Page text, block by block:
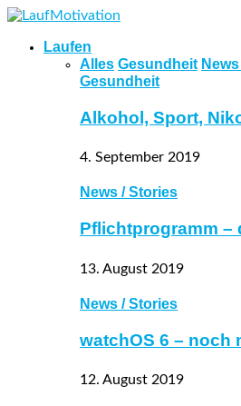
Laufen
Alles Gesundheit
Gesundheit
Alkohol, Sport,
4. September 2019
News / Stories
Pflichtprogramm –
13. August 2019
News / Stories
watchOS 6 –
12. August 2019